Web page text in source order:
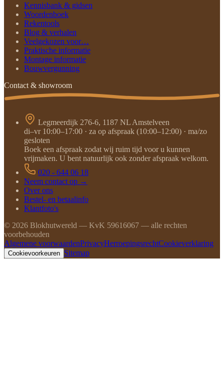
Kennisbank & gidsen
Woordenboek
Rekentools
Blog & verhalen
Veelgekozen voor…
Praktische informatie
Montage informatie
Bouwvergunning
Contact & showroom
Legmeerdijk 276-6, 1187 NL Amstelveen
di–vr 10:00–17:00 · za op afspraak (10:00–12:00) · ma/zo
gesloten
Boek een afspraak zodat wij ruim tijd voor u kunnen
vrijmaken. U bent natuurlijk ook zonder afspraak welkom.
020 - 644 06 18
Neem contact op →
Over ons
Bestel- en betaalinfo
Klantfoto's
© 2026 Blokhutwereld — KvK 59616067 — alle rechten
voorbehouden
Algemene voorwaardenPrivacyHerroepingsrechtCookieverklaring
Cookievoorkeuren Sitemap